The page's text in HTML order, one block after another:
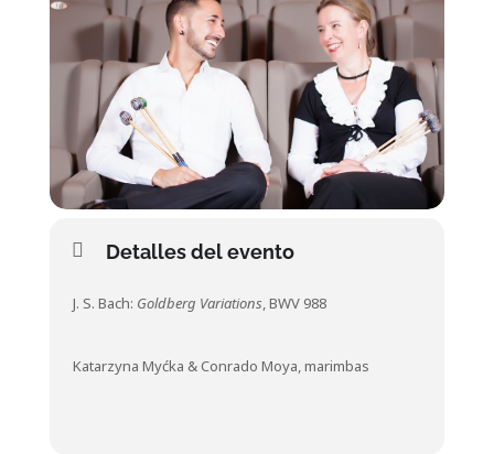
Detalles del evento
J. S. Bach: Goldberg Variations, BWV 988
Katarzyna Myćka & Conrado Moya, marimbas